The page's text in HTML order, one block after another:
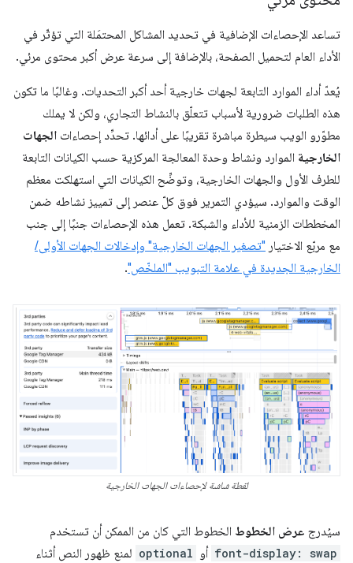
تساعد الإحصاءات الإضافية في تحديد المشاكل المحتمَلة التي تؤثّر في
الأداء العام لتحميل الصفحة، بالإضافة إلى سرعة عرض أكبر محتوى مرئي.
يُعدّ أداء الموارد التابعة لجهات خارجية أحد أكبر التحديات. وغالبًا ما تكون
هذه الطلبات ضرورية لأسباب تتعلّق بالنشاط التجاري، ولكن لا يملك
مطوّرو الويب سيطرة مباشرة تقريبًا على أدائها. تحدِّد إحصاءات الجهات
الخارجية الموارد ونشاط وحدة المعالجة المركزية حسب الكيانات التابعة
للطرف الأول والجهات الخارجية، وتوضِّح الكيانات التي استهلكت معظم
الوقت والموارد. سيؤدي التمرير فوق كلّ عنصر إلى تمييز نشاطه ضمن
المخططات الزمنية للأداء والشبكة. تعمل هذه الإحصاءات جنبًا إلى جنب
مع مربّع الاختيار "تصغير الجهات الخارجية" وإدخالات الجهات الأولى/
الخارجية الجديدة في علامة التبويب "الملخّص".
لقطة شاشة لإحصاءات الجهات الخارجية
سيُدرج عرض الخطوط الخطوط التي كان من الممكن أن تستخدم
font-display: swap أو optional لمنع ظهور النص أثناء